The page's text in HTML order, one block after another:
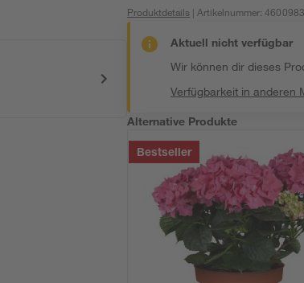
Produktdetails | Artikelnummer:4600983
Aktuell nicht verfügbar
Wir können dir dieses
Verfügbarkeit in anderen
Alternative Produkte
Bestseller